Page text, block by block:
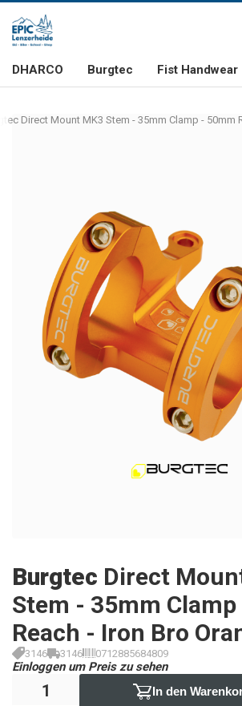
DHARCO Burgtec Fist Handwear
Direct Mount MK3 Stem - 35mm Clamp - 50mm
Burgtec Direct
Stem - 35mm
Reach - Iron Bro
3146 3146 0712885684809
Einloggen um Preis zu sehen
In den